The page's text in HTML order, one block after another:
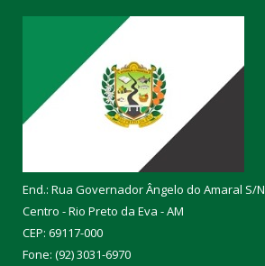
End.: Rua Governador Ângelo do Amaral S/N
Centro - Rio Preto da Eva - AM
CEP: 69117-000
Fone: (92) 3031-6970